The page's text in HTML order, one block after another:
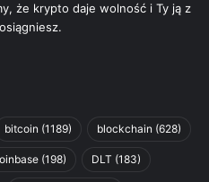
że krypto daje wolność i Ty ją z
bitcoin (1189) blockchain (628)
(198) DLT (183)